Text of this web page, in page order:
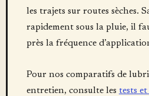
les trajets sur routes sèches.
rapidement sous la pluie, il
près la fréquence
Pour nos comparatifs de
entretien, consulte les tests